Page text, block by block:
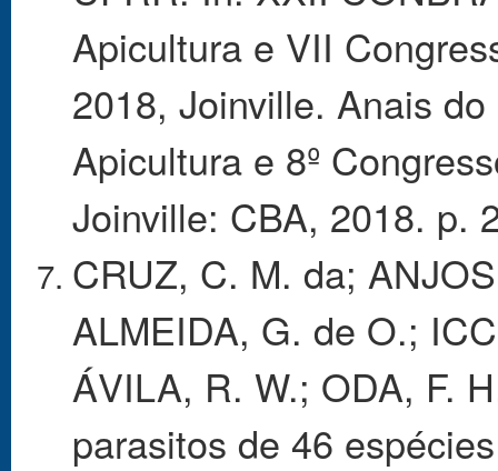
Apicultura e VII
2018, Joinville. Anais
Apicultura e 8º
Joinville: CBA, 2018. p.
CRUZ, C. M. da;
ALMEIDA, G. de O.;
ÁVILA, R. W.; ODA, F.
parasitos de 46